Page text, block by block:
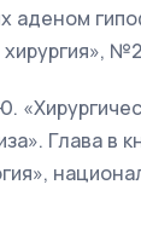
аденом
Глава в